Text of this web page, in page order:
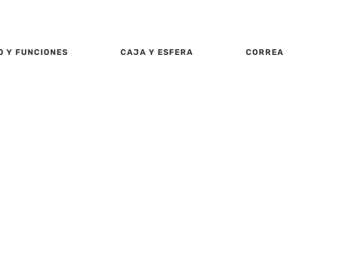
Y FUNCIONES CAJA Y ESFERA CORREA